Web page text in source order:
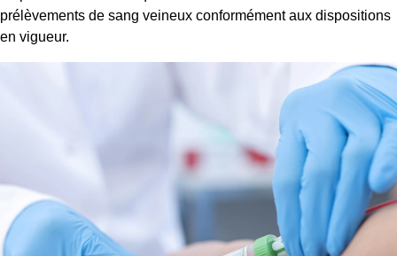
prélèvements de sang veineux conformément aux dispositions
en vigueur.